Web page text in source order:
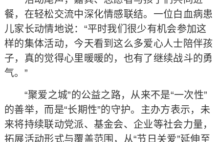
餐，在轻松交流中深化情感联结。一位白血病患
儿家长动情地说：“平时我们很少有机会参加这
样的集体活动，今天看到这么多爱心人士陪伴孩
子，真的觉得心里暖暖的，也有了继续战斗的勇
气。”
“聚爱之城”的公益之路，从来不是“一次性”
的善举，而是“长期性”的守护。主办方表示，未
来将持续联动党派、基金会、企业等社会力量，
拓展活动形式与覆盖范围，从“节日关爱”延伸至